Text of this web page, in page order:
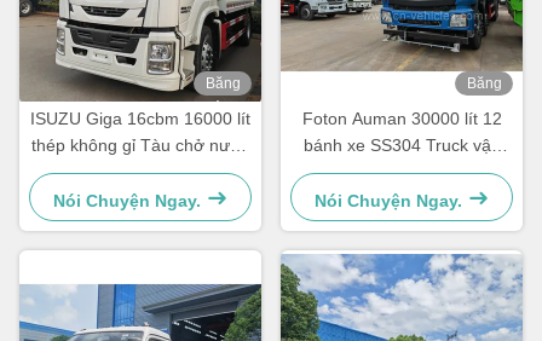
Băng
hình
ISUZU Giga 16cbm 16000 lít
thép không gỉ Tàu chở nước
uống
Nói Chuyện Ngay.
Băng
Foton Auman 30000 lít 12
bánh xe SS304 Truck vận
chuyển nước
Nói Chuyện Ngay.